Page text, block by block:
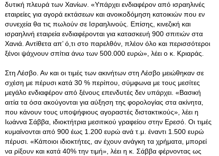
δυτική πλευρά των Χανίων. «Υπάρχει ενδιαφέρον από ισραηλινές
εταιρείες για αγορά εκτάσεων και ανοικοδόμηση κατοικιών που εν
συνεχεία θα τις πωλούν σε Ισραηλινούς. Επίσης, κινεζική και
ισραηλινή εταιρεία ενδιαφέρονται για κατασκευή 900 σπιτιών στα
Χανιά. Αντίθετα απ’ ό,τι στο παρελθόν, πλέον όλο και περισσότεροι
ξένοι ψάχνουν σπίτια άνω των 500.000 ευρώ», λέει ο κ. Κριαράς.
Στη Λέσβο. Αν και οι τιμές των ακινήτων στη Λέσβο μειώθηκαν σε
σχέση με πέρυσι κατά 30 % περίπου, σύμφωνα με τους μεσίτες
μεγάλο ενδιαφέρον από ξένους επενδυτές δεν υπάρχει. «Βασική
αιτία τα όσα ακούγονται για αύξηση της φορολογίας στα ακίνητα,
που κάνουν τους υποψήφιους αγοραστές διστακτικούς», λέει η
Ιωάννα Σάββα, ιδιοκτήτρια μεσιτικού γραφείου στην Ερεσό. Οι τιμές
κυμαίνονται από 900 έως 1.200 ευρώ ανά τ.μ. έναντι 1.500 ευρώ
πέρυσι. «Κάποιοι ιδιοκτήτες, αν έχουν ανάγκη τα χρήματα, μπορεί
να ρίξουν και κατά 40% την τιμή», λέει η κ. Σάββα φέρνοντας ως